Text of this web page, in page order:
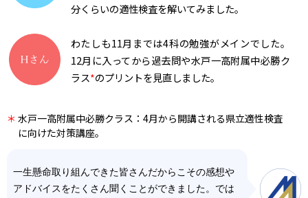
分くらいの適性検査を解いてみました。
わたしも11月までは4科の勉強がメインでした。
12月に入ってから過去問や水戸一高附属中必勝ク
ラス*のプリントを見直しました。
＊ 水戸一高附属中必勝クラス：4月から開講される県立適性検査
に向けた対策講座。
一生懸命取り組んできた皆さんだからこその感想や
アドバイスをたくさん聞くことができました。では